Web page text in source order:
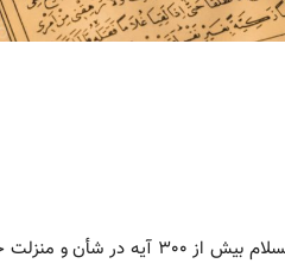
برابر روایات رسیده از پیامبر صلی الله و علیه و